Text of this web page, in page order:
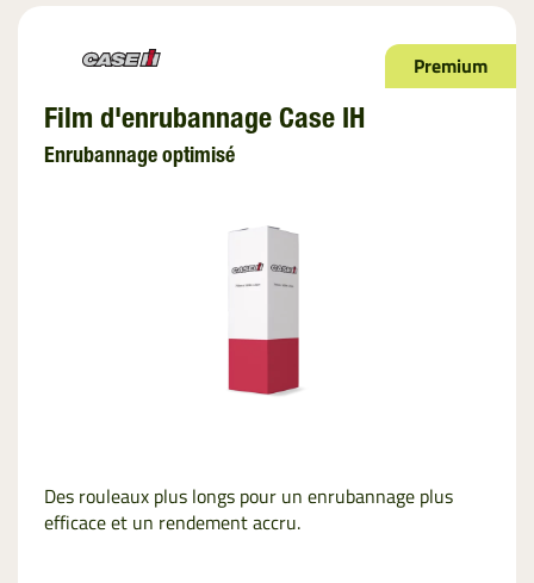
Premium
Film d'enrubannage Case IH
Enrubannage optimisé
Des rouleaux plus longs pour un enrubannage plus
efficace et un rendement accru.